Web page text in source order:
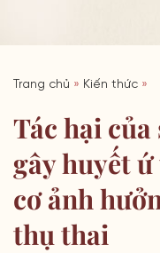
Trang chủ » Kiến thức »
Tác hại
gây huyết
cơ ảnh
thụ thai